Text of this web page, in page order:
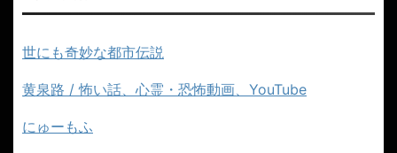
世にも奇妙な都市伝説
黄泉路 / 怖い話、心霊・恐怖動画、YouTube
にゅーもふ